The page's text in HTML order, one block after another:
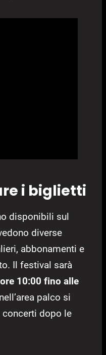
i biglietti
disponibili sul
diverse
abbonamenti e
Il festival sarà
10:00 fino alle
palco si
dopo le